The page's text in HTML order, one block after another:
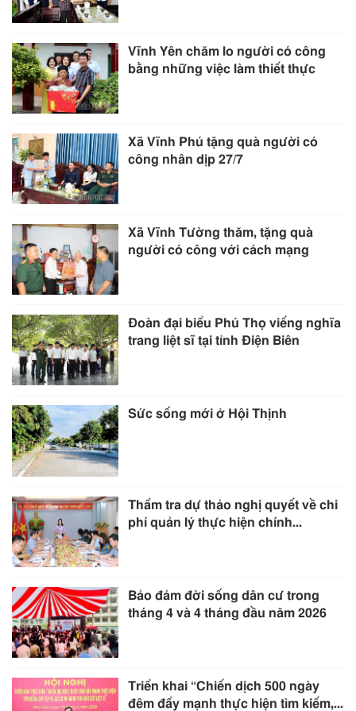
Vĩnh Yên chăm lo người có công
bằng những việc làm thiết thực
Xã Vĩnh Phú tặng quà người có
công nhân dịp 27/7
Xã Vĩnh Tường thăm, tặng quà
người có công với cách mạng
Đoàn đại biểu Phú Thọ viếng nghĩa
trang liệt sĩ tại tỉnh Điện Biên
Sức sống mới ở Hội Thịnh
Thẩm tra dự thảo nghị quyết về chi
phí quản lý thực hiện chính...
Bảo đảm đời sống dân cư trong
tháng 4 và 4 tháng đầu năm 2026
Triển khai “Chiến dịch 500 ngày
đêm đẩy mạnh thực hiện tìm kiếm,...